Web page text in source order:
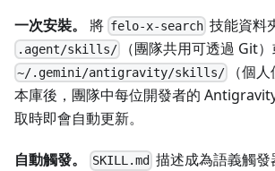
一次安裝。 將 felo-x-search 技能資料
.agent/skills/ （團隊共用可透過 Git
~/.gemini/antigravity/skills/
（個
本庫後，團隊中每位開發者的
取時即會自動更新。
自動觸發。 SKILL.md 描述成為語義觸